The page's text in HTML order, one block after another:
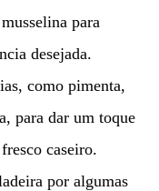
para
desejada.
como pimenta,
para dar um toque
caseiro.
por algumas